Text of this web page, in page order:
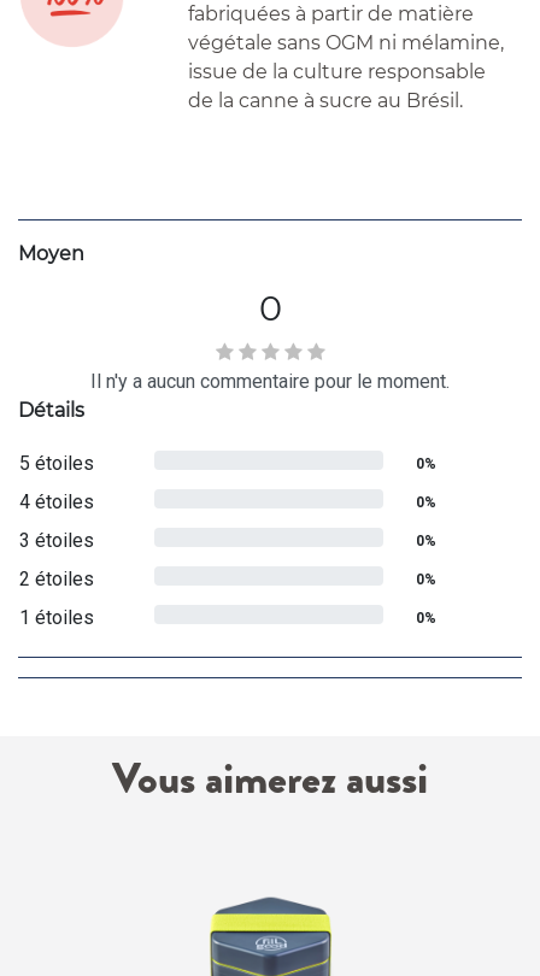
fabriquées à partir de matière
végétale sans OGM ni mélamine,
issue de la culture responsable
de la canne à sucre au Brésil.
Moyen
0
Il n'y a aucun commentaire pour le moment.
Détails
5 étoiles 0%
4 étoiles 0%
3 étoiles 0%
2 étoiles 0%
1 étoiles 0%
Vous aimerez aussi